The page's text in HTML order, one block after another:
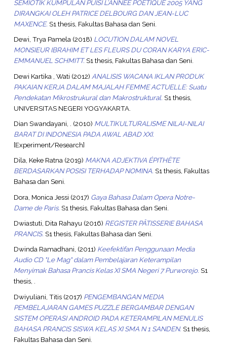
SEMIOTIK KUMPULAN PUISI L’ANNÉE POÉTIQUE 2005 YANG
DIRANGKAI OLEH PATRICE DELBOURG DAN JEAN-LUC
MAXENCE. S1 thesis, Fakultas Bahasa dan Seni.
Dewi, Trya Pamela(2018) LOCUTION DALAM NOVEL
MONSIEUR IBRAHIM ET LES FLEURS DU CORAN KARYA ERIC-
EMMANUEL SCHMITT.S1 thesis, Fakultas Bahasa dan Seni.
Dewi Kartika , Wati (2012) ANALISIS WACANA IKLAN PRODUK
PAKAIAN KERJA DALAM MAJALAH FEMME ACTUELLE: Suatu
Pendekatan Mikrostrukural dan Makrostruktural. S1 thesis,
UNIVERSITAS NEGERI YOGYAKARTA.
Dian Swandayani, .
(2010) MULTIKULTURALISME NILAI-NILAI
BARAT DI INDONESIA PADA AWAL ABAD XXI.
[Experiment/Research]
Dila, Keke Ratna (2019) MAKNA ADJEKTIVA ÉPITHÈTE
BERDASARKAN POSISI TERHADAP NOMINA. S1 thesis, Fakultas
Bahasa dan Seni.
Dora, Monica Jessi (2017) Gaya Bahasa Dalam Opera Notre-
Dame de Paris. S1 thesis, Fakultas Bahasa dan Seni.
Dwiastuti, Dita Rahayu (2016) REGISTER PÂTISSERIE BAHASA
PRANCIS. S1 thesis, Fakultas Bahasa dan Seni.
Dwinda Ramadhani, (2011) Keefektifan Penggunaan Media
Audio CD "Le Mag" dalam Pembelajaran Keterampilan
Menyimak Bahasa Prancis Kelas XI SMA Negeri 7 Purworejo. S1
thesis, .
Dwiyuliani, Titis(2017) PENGEMBANGAN MEDIA
PEMBELAJARAN GAMES PUZZLE BERGAMBAR DENGAN
SISTEM OPERASI ANDROID PADA KETERAMPILAN MENULIS
BAHASA PRANCIS SISWA KELAS XI SMA N 1 SANDEN. S1 thesis,
Fakultas Bahasa dan Seni.